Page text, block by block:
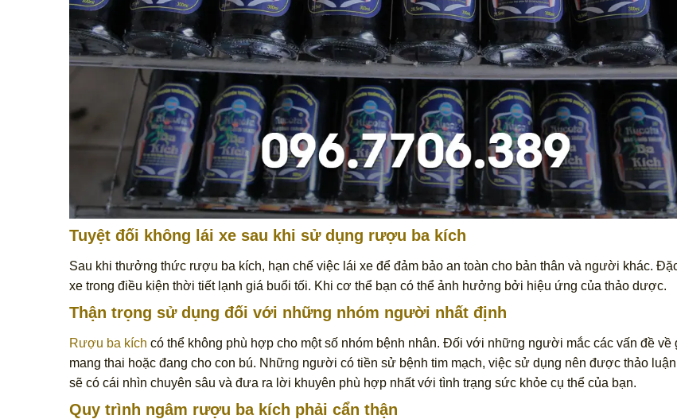
Tuyệt đối không lái xe sau khi sử dụng rượu ba kích
Sau khi thưởng thức rượu ba kích, hạn chế việc lái xe để đảm bảo an toàn cho bản thân và người khác.
xe trong điều kiện thời tiết lạnh giá buổi tối. Khi cơ thể bạn có thể ảnh hưởng bởi hiệu ứng của thảo dược.
Thận trọng sử dụng đối với những nhóm người nhất định
Rượu ba kích có thể không phù hợp cho một số nhóm bệnh nhân. Đối với những người mắc các vấn đề về
mang thai hoặc đang cho con bú. Những người có tiền sử bệnh tim mạch, việc sử dụng nên được thảo
sẽ có cái nhìn chuyên sâu và đưa ra lời khuyên phù hợp nhất với tình trạng sức khỏe cụ thể của bạn.
Quy trình ngâm rượu ba kích phải cẩn thận